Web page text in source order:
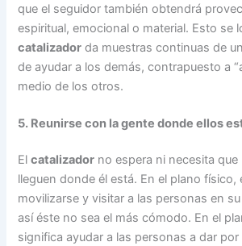
que el seguidor también obtendrá
espiritual, emocional o material. Esto se
catalizador da muestras continuas de
de ayudar a los demás, contrapuesto a
medio de los otros.
5. Reunirse con la gente donde ellos
Elcatalizador no espera ni necesita que
lleguen donde él está. En el plano físico,
movilizarse y visitar a las personas en
así éste no sea el más cómodo. En el
significa ayudar a las personas a dar